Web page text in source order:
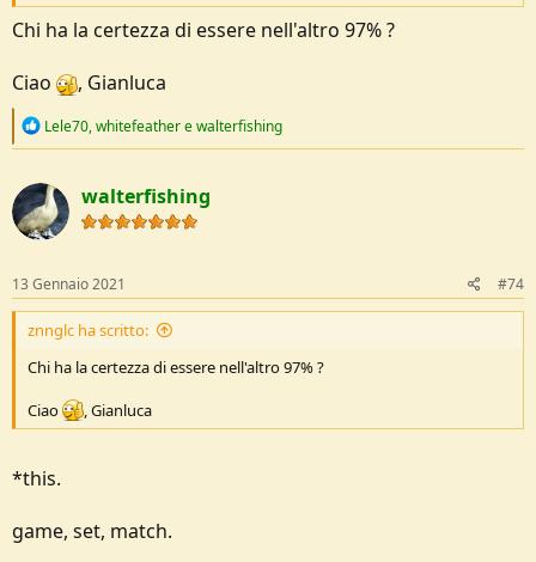
Chi ha la certezza di essere nell'altro 97% ?
Ciao
, Gianluca
R
c
t
i
o
s
:
Lele70,whitefeatherewalterfishing
walterfishing
13 Gennaio 2021 #74
znnglc ha scritto:
Chi ha la certezza di essere nell'altro 97% ?
Ciao
, Gianluca
*this.
game, set, match.